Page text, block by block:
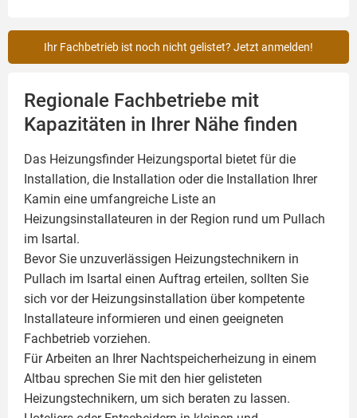
Ihr Fachbetrieb ist noch nicht gelistet? Jetzt anmelden!
Regionale Fachbetriebe mit
Kapazitäten in Ihrer Nähe finden
Das Heizungsfinder Heizungsportal bietet für die
Installation, die Installation oder die Installation Ihrer
Kamin eine umfangreiche Liste an
Heizungsinstallateuren in der Region rund um Pullach
im Isartal.
Bevor Sie unzuverlässigen Heizungstechnikern in
Pullach im Isartal einen Auftrag erteilen, sollten Sie
sich vor der Heizungsinstallation über kompetente
Installateure informieren und einen geeigneten
Fachbetrieb vorziehen.
Für Arbeiten an Ihrer Nachtspeicherheizung in einem
Altbau sprechen Sie mit den hier gelisteten
Heizungstechnikern, um sich beraten zu lassen.